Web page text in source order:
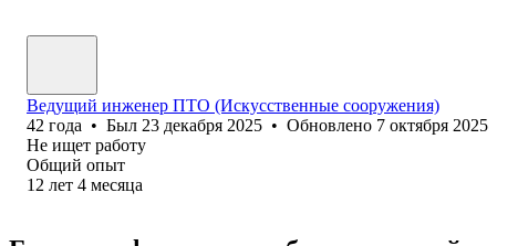
Ведущий инженер ПТО (Искусственные сооружения)
42 года • Был 23 декабря 2025 • Обновлено 7 октября 2025
Не ищет работу
Общий опыт
12 лет 4 месяца